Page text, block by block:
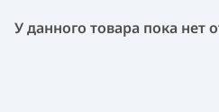
У данного товара пока нет